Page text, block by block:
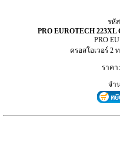
รหั
PRO EUROTECH 223XL
PRO
ครอสโอเวอร์ 2
ราคา
จำ